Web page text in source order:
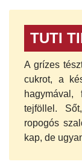
TUTI
A grízes
cukrot, a
tejföllel.
ropogós
kap, de